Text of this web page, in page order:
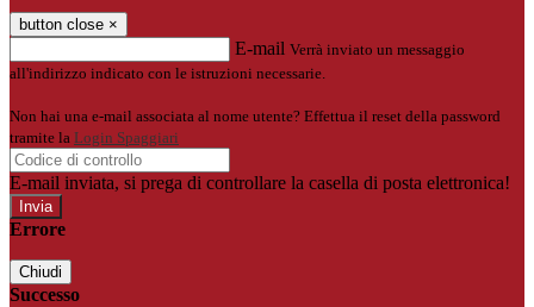
button close ×
E-mail Verrà inviato un messaggio
all'indirizzo indicato con le istruzioni necessarie.
Non hai una e-mail associata al nome utente? Effettua il reset della password
tramite la Login Spaggiari
E-mail inviata, si prega di controllare la casella di posta elettronica!
Errore
Chiudi
Successo